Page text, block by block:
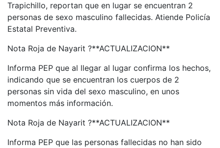
Trapichillo, reportan que en lugar se encuentran 2
personas de sexo masculino fallecidas. Atiende Policía
Estatal Preventiva.
Nota Roja de Nayarit ?**ACTUALIZACION**
Informa PEP que al llegar al lugar confirma los hechos,
indicando que se encuentran los cuerpos de 2
personas sin vida del sexo masculino, en unos
momentos más información.
Nota Roja de Nayarit ?**ACTUALIZACION**
Informa PEP que las personas fallecidas no han sido